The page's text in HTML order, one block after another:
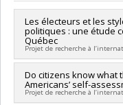
Les électeurs et les
politiques : une étude
Québec
Projet de recherche à
Lead researcher :
Do citizens know what
Americans’ self-
Projet de recherche à